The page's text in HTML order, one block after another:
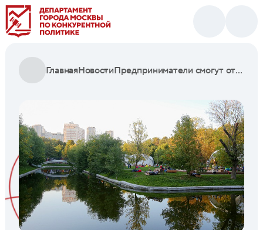
ГлавнаяНовости Предприниматели смогут открыть два пункта проката в парке «Красная Пресня»